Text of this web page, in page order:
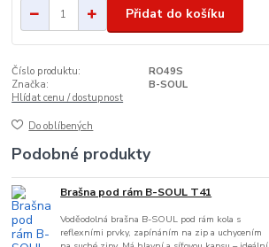
Přidat do košíku
Číslo produktu:
RO49S
Značka:
B-SOUL
Hlídat cenu / dostupnost
Do oblíbených
Podobné produkty
Brašna pod rám B-SOUL T41
Voděodolná brašna B-SOUL pod rám kola s
reflexními prvky, zapínáním na zip a uchycením